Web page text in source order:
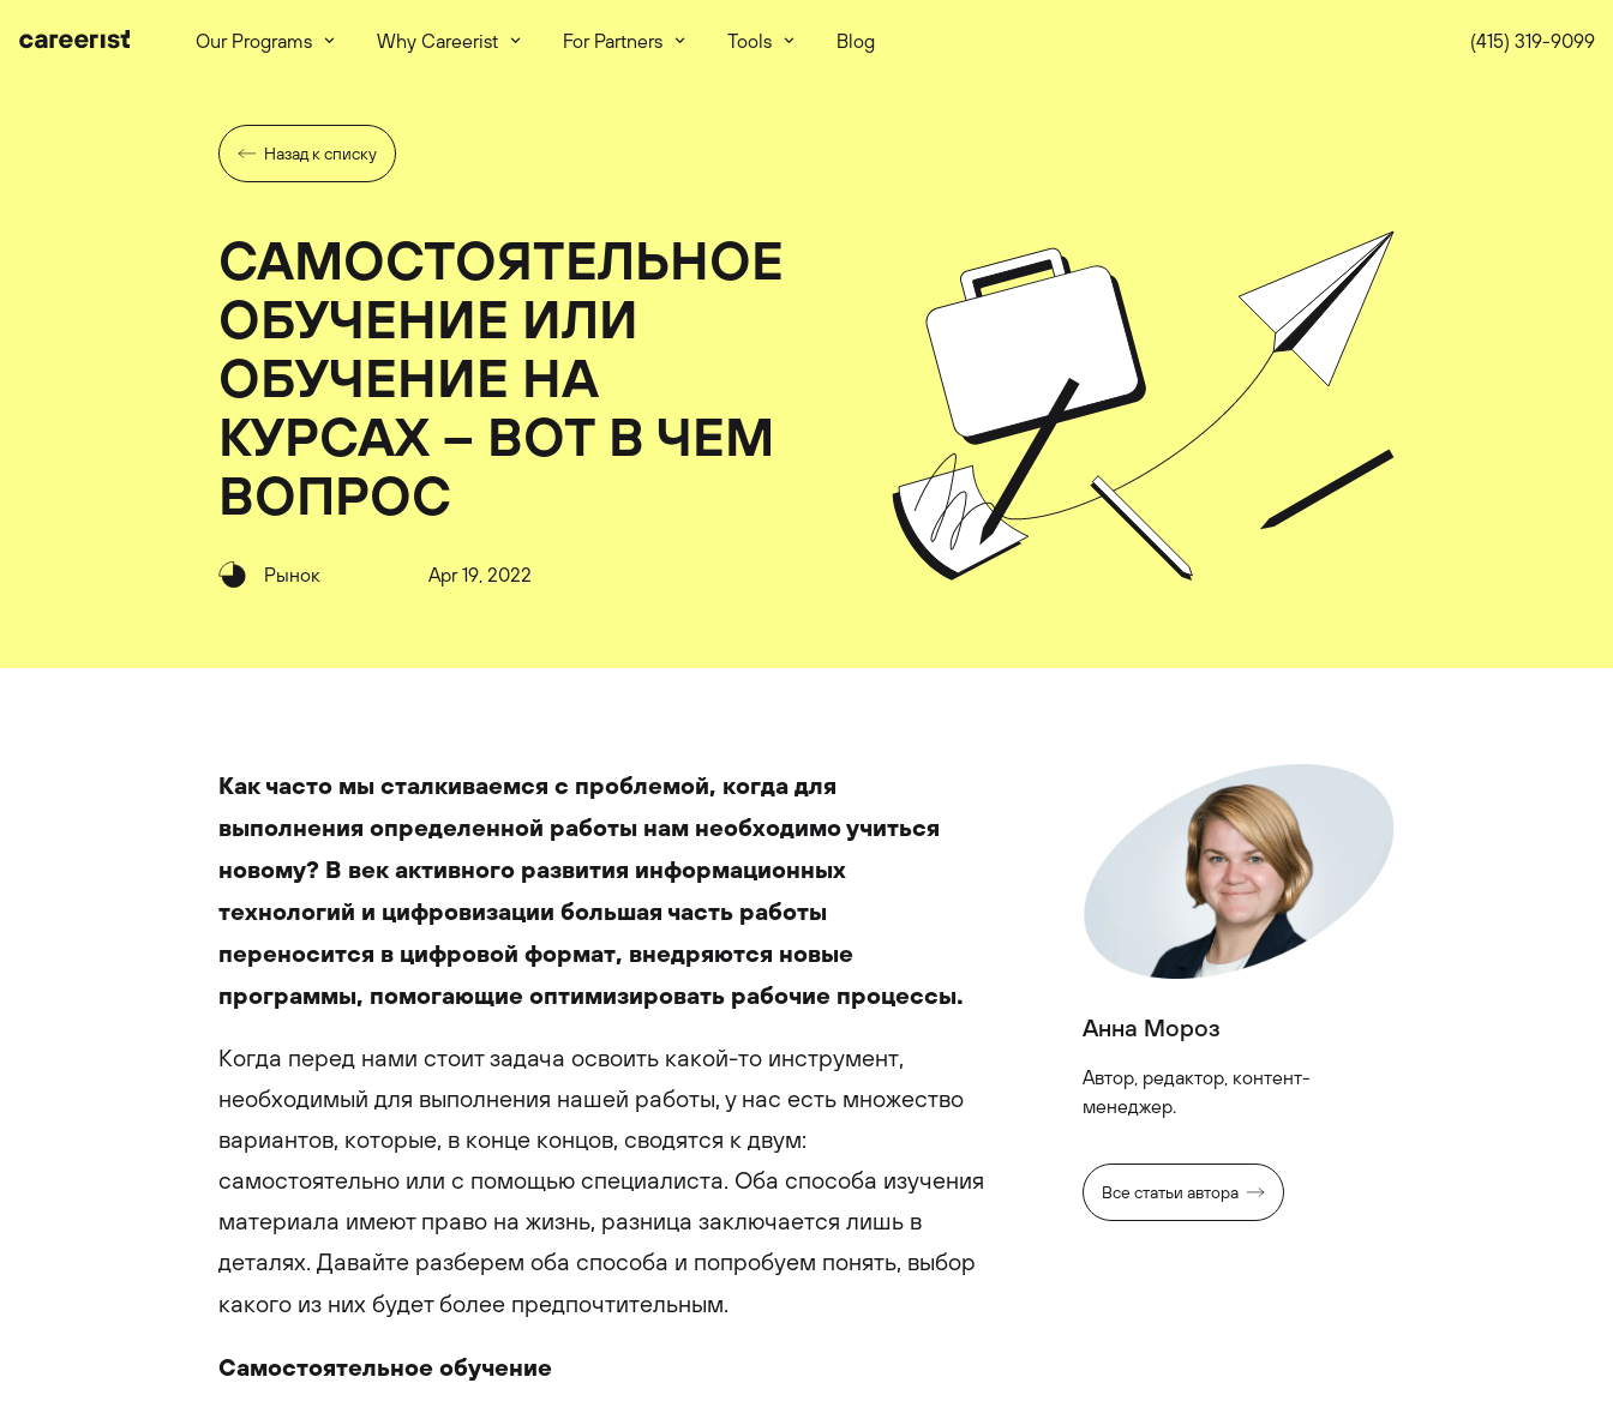
Our Programs Why Careerist For Partners Tools Blog (415) 319-9099
Назад к списку
САМОСТОЯТЕЛЬНОЕ
ОБУЧЕНИЕ ИЛИ
ОБУЧЕНИЕ НА
КУРСАХ – ВОТ В ЧЕМ
ВОПРОС
Рынок Apr 19, 2022
Как часто мы сталкиваемся с проблемой, когда для
выполнения определенной работы нам необходимо учиться
новому? В век активного развития информационных
технологий и цифровизации большая часть работы
переносится в цифровой формат, внедряются новые
программы, помогающие оптимизировать рабочие процессы.
Когда перед нами стоит задача освоить какой-то инструмент,
необходимый для выполнения нашей работы, у нас есть множество
вариантов, которые, в конце концов, сводятся к двум:
самостоятельно или с помощью специалиста. Оба способа изучения
материала имеют право на жизнь, разница заключается лишь в
деталях. Давайте разберем оба способа и попробуем понять, выбор
какого из них будет более предпочтительным.
Самостоятельное обучение
Анна Мороз
Автор, редактор, контент-
менеджер.
Все статьи автора